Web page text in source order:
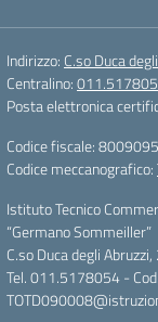
Indirizzo: C.so Duca
Centralino:
Posta elettronica
Codice fiscale:
Codice meccanografico:
Istituto Tecnico
“Germano Sommeiller”
C.so Duca degli
Tel. 011.5178054 -